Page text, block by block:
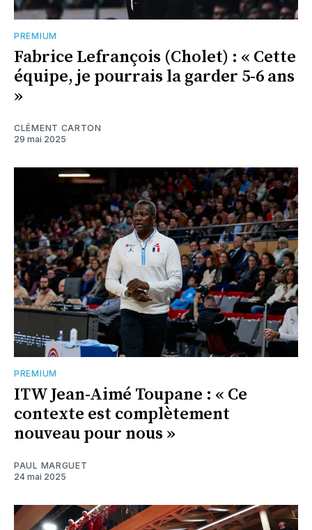
PREMIUM
Fabrice Lefrançois (Cholet) : « Cette
équipe, je pourrais la garder 5-6 ans
»
CLÉMENT CARTON
29 mai 2025
PREMIUM
ITW Jean-Aimé Toupane : « Ce
contexte est complètement
nouveau pour nous »
PAUL MARGUET
24 mai 2025